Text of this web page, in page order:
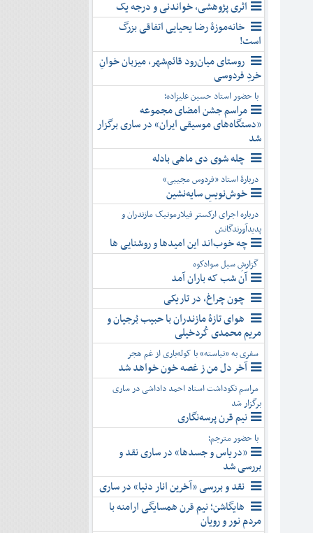
اثری پژوهشی، خواندنی و درجه یک
خانه‌موزۀ رضا یحیایی اتفاقی بزرگ
است!
روستای میان‌رود قائم‌شهر، میزبان خوانِ
خردِ فردوسی
با حضور استاد حسین علیزاده؛
مراسم جشن امضای مجموعه
«دستگاه‌های موسیقی ایران» در ساری برگزار
شد
چله شوی دی ماهی بادله
دربارۀ استاد «فردوس مجیبی»
خوش‌نویسِ سایه‌نشین
درباره اجرای ارکستر فیلارمونیک مازندران و
پدیدآورندگانش
چه خوب‌اند این امیدها و روشنایی ها
گزارشِ سیل سوادکوه
آن شب که باران آمد
چون چراغ، در تاریکی
هوای تازۀ مازندران با حبیب بُرجیان و
مریم محمدی کُردخیلی
سفری به «نیاسته» با کوله‌باری از غم هجر
آخر دل من ز غصه خون خواهد شد
مراسم نکوداشت استاد احمد داداشی در ساری
برگزار شد
نیم قرن پرسه‌نگاری
با حضور مترجم؛
«دریاس و جسدها» در ساری نقد و
بررسی شد
نقد و بررسی «آخرین انار دنیا» در ساری
هایگاشن؛ نیم قرن همسایگی ارامنه با
مردم نور و رویان